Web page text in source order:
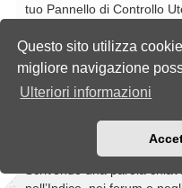
Questo sito utilizza
migliore navigazione
Ulteriori informazioni
tuo Pannello di Controllo
rimuovere un utente dalla
Top
Come si fanno le
Scrivendo una parola